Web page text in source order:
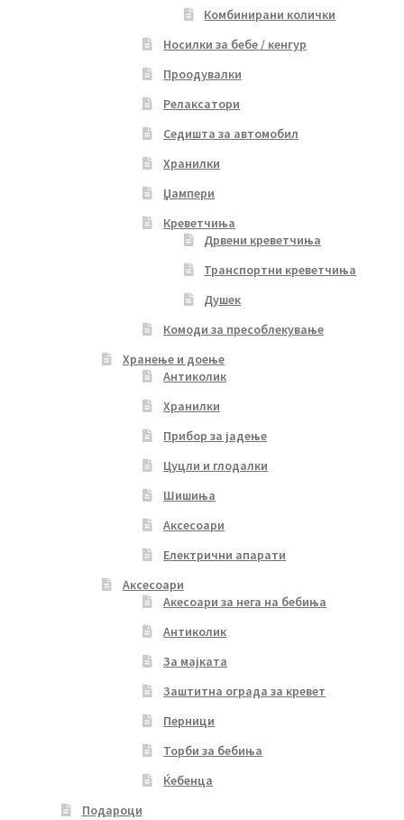
Комбинирани колички
Носилки за бебе / кенгур
Проодувалки
Релаксатори
Седишта за автомобил
Хранилки
Џампери
Креветчиња
Дрвени креветчиња
Транспортни креветчиња
Душек
Комоди за пресоблекување
Хранење и доење
Антиколик
Хранилки
Прибор за јадење
Цуцли и глодалки
Шишиња
Аксесоари
Електрични апарати
Аксесоари
Акесоари за нега на бебиња
Антиколик
За мајката
Заштитна ограда за кревет
Перници
Торби за бебиња
Ќебенца
Подароци